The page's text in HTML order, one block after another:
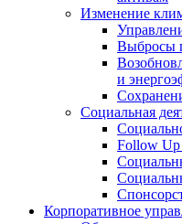
Изменение
Выбросы
и
Социальная
Follow Up
Корпоративное